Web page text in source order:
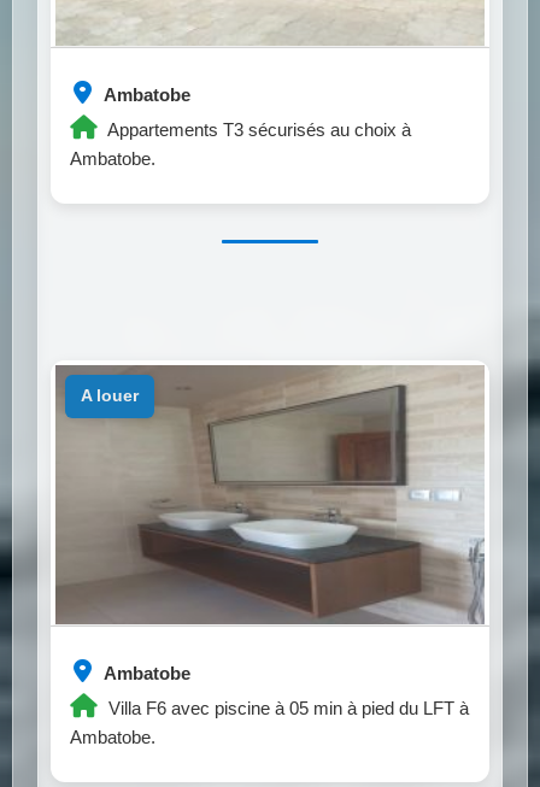
Ambatobe
Appartements T3 sécurisés au choix à
Ambatobe.
Ambatobe
Villa F6 avec piscine à 05 min à pied du LFT à
Ambatobe.
a louer